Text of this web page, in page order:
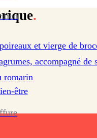
être
.
et vierge de
accompagné
romarin